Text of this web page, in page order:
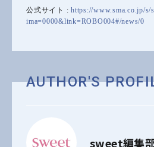
公式サイト : https://www.sma.co.jp/s/
ima=0000&link=ROBO004#/news/0
AUTHOR'S
sweet編集